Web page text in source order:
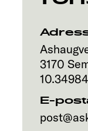
3170
E-